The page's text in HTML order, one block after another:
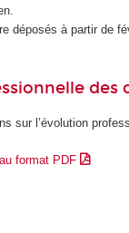
déposés à partir de
des
sur l’évolution
format PDF